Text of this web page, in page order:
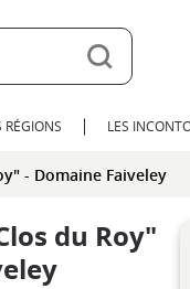
RÉGIONS LES
- Domaine Faiveley
du Roy"